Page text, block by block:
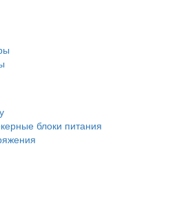
блоки питания